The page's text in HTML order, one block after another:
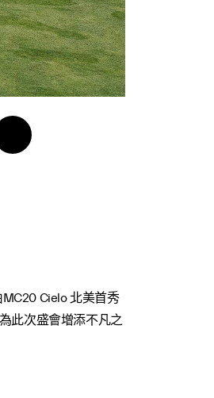
Cielo 北美首秀
此次盛會增添不凡之